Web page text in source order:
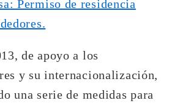
de apoyo a los
y su internacionalización,
una serie de medidas para